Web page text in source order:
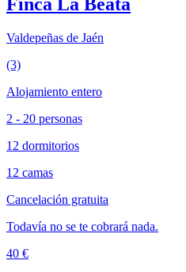
Valdepeñas de Jaén
(3)
Alojamiento entero
2 - 20 personas
12 dormitorios
12 camas
Cancelación gratuita
Todavía no se te cobrará nada.
40 €